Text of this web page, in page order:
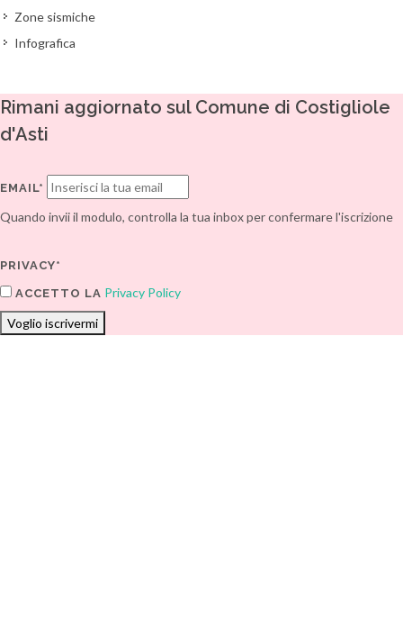
Zone sismiche
Infografica
Rimani aggiornato sul Comune di Costigliole
d'Asti
EMAIL*
Quando invii il modulo, controlla la tua inbox per confermare l'iscrizione
PRIVACY*
ACCETTO LA Privacy Policy
Voglio iscrivermi